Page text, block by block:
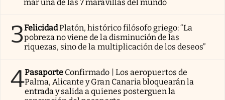
mar una de las 7 maravillas del mundo
3FelicidadPlatón, histórico filósofo griego: “La
pobreza no viene de la disminución de las
riquezas, sino de la multiplicación de los deseos”
4Pasaporte Confirmado | Los aeropuertos de
Palma, Alicante y Gran Canaria bloquearán la
entrada y salida a quienes posterguen la